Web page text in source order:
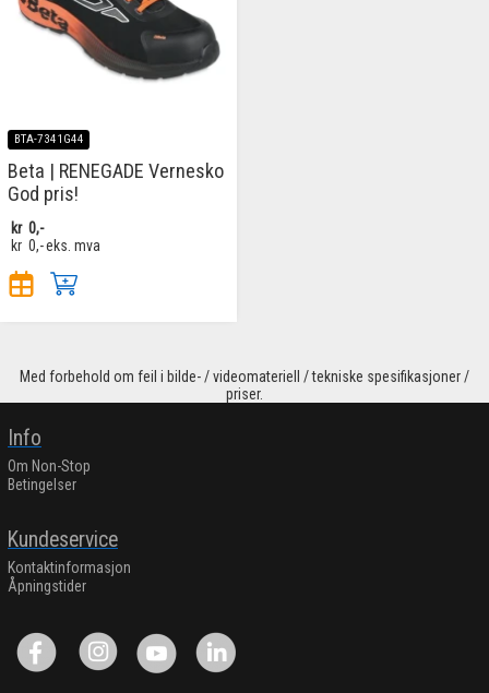
BTA-7341G44
Beta | RENEGADE Vernesko
God pris!
kr 0,-
kr 0,-eks. mva
Med forbehold om feil i bilde- / videomateriell / tekniske spesifikasjoner /
priser.
Info
Om Non-Stop
Betingelser
Kundeservice
Kontaktinformasjon
Åpningstider